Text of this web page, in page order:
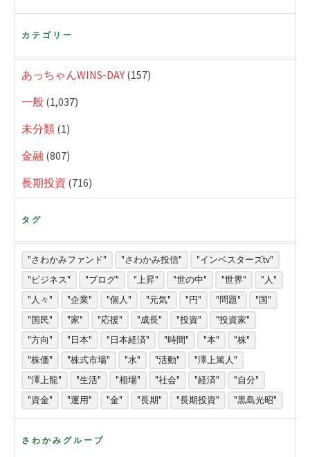
カテゴリー
あっちゃんWINS-DAY (157)
一般 (1,037)
未分類 (1)
金融 (807)
長期投資 (716)
タグ
"さわかみファンド" "さわかみ投信"
"インベスターズtv"
"ビジネス"
"ブログ" "上昇" "世の中" "世界"
"人"
"人々"
"企業" "個人" "元気" "円" "問題"
"国"
"国民"
"家" "応援" "成長" "投資"
"投資家"
"方向"
"日本" "日本経済" "時間" "本"
"株"
"株価"
"株式市場" "水" "活動"
"澤上篤人"
"澤上龍"
"生活" "相場" "社会" "経済"
"自分"
"資金"
"運用" "金" "長期" "長期投資" "黒島光昭"
さわかみグループ